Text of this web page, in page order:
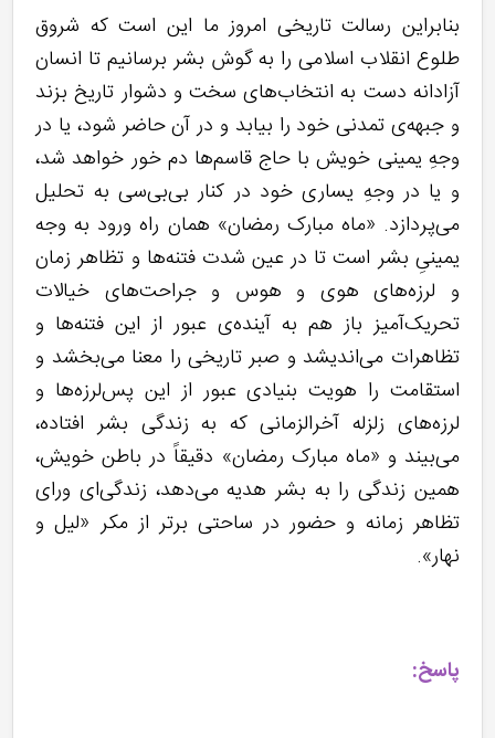
بنابراین رسالت تاریخی امروز ما این است که شروق
طلوع انقلاب اسلامی را به گوش بشر برسانیم تا انسان
آزادانه دست به انتخاب‌های سخت و دشوار تاریخ بزند
و جبهه‌ی تمدنی خود را بیابد و در آن حاضر شود، یا در
وجهِ یمینی خویش با حاج قاسم‌ها دم خور خواهد شد،
و یا در وجهِ یساری خود در کنار بی‌بی‌سی به تحلیل
می‌پردازد. «ماه مبارک رمضان» همان راه ورود به وجه
یمینیِ بشر است تا در عین شدت فتنه‌ها و تظاهر زمان
و لرزه‌های هوی و هوس و جراحت‌های خیالات
تحریک‌آمیز باز هم به آینده‌ی عبور از این فتنه‌ها و
تظاهرات می‌اندیشد و صبر تاریخی را معنا می‌بخشد و
استقامت را هویت بنیادی عبور از این پس‌لرزه‌ها و
لرزه‌های زلزله آخرالزمانی که به زندگی بشر افتاده،
می‌بیند و «ماه مبارک رمضان» دقیقاً در باطن خویش،
همین زندگی را به بشر هدیه می‌دهد، زندگی‌ای ورای
تظاهر زمانه و حضور در ساحتی برتر از مکر «لیل و
نهار».
پاسخ: